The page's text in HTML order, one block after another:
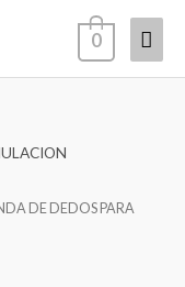
0
DE DEDOS PARA